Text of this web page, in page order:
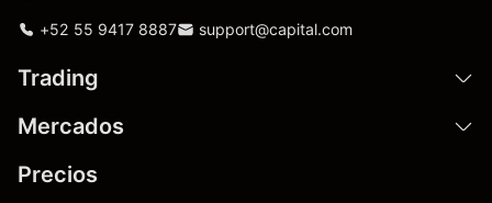
+52 55 9417 8887 support@capital.com
Trading
Mercados
Precios